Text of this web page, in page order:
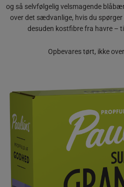
og så selvfølgelig velsmagende
over det sædvanlige, hvis du
desuden kostfibre fra havre –
Opbevares tørt, ikke